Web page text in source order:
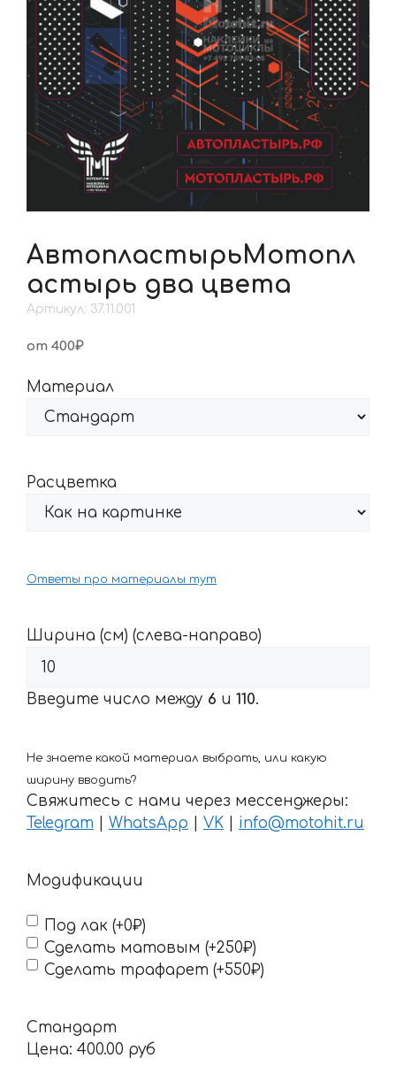
АвтопластырьМотопл
астырь два цвета
Артикул: 37.11.001
от 400₽
Материал
Расцветка
Ответы про материалы тут
Ширина (см) (слева-направо)
Введите число между 6 и 110.
Не знаете какой материал выбрать, или какую
ширину вводить?
Свяжитесь с нами через мессенджеры:
Telegram
WhatsApp VK info@motohit.ru
Модификации
Под лак (+0₽)
Сделать матовым (+250₽)
Сделать трафарет (+550₽)
Стандарт
Цена: 400.00 pyб